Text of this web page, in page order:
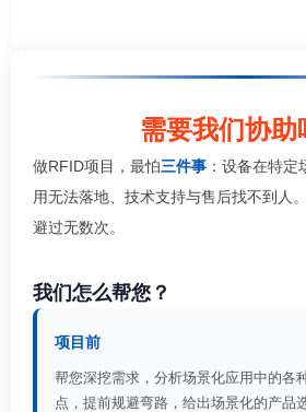
需要我们协助
做RFID项目，最怕三件事 ：设备在特
用无法落地、技术支持与售后找不到人
避过无数次。
我们怎么帮您？
项目前
帮您深挖需求，分析场景化应用中的各
点，提前规避弯路，给出场景化的产品